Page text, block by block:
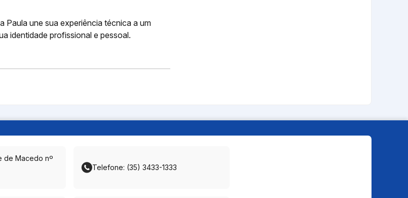
Paula une sua experiência técnica a um
identidade profissional e pessoal.
de Macedo nº
Telefone: (35) 3433-1333